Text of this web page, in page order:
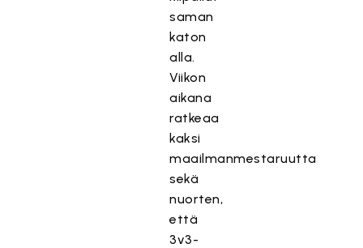
saman
katon
alla.
Viikon
aikana
ratkeaa
kaksi
maailmanmestaruutta
sekä
nuorten,
että
3v3-